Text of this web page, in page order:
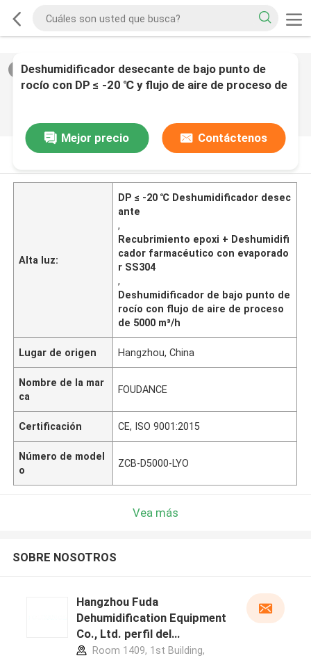
/0
Deshumidificador desecante de bajo punto de
rocío con DP ≤ -20 ℃ y flujo de aire de proceso de
Mejor precio
Contáctenos
DESCRIPCIóN DE PRODUCTO
Alta luz:
DP ≤ -20 ℃ Deshumidificador desec
ante
,
Recubrimiento epoxi + Deshumidifi
cador farmacéutico con evaporado
r SS304
,
Deshumidificador de bajo punto de
rocío con flujo de aire de proceso
de 5000 m³/h
Lugar de origen Hangzhou, China
Nombre de la mar
ca
FOUDANCE
Certificación CE, ISO 9001:2015
Número de model
o
ZCB-D5000-LYO
Vea más
SOBRE NOSOTROS
Hangzhou Fuda
Dehumidification Equipment
Co., Ltd. perfil del
fabricante
Room 1409, 1st Building,